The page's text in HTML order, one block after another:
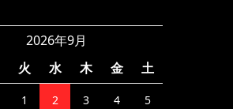
2026年9月
火 水 木 金 土
1 2 3 4 5